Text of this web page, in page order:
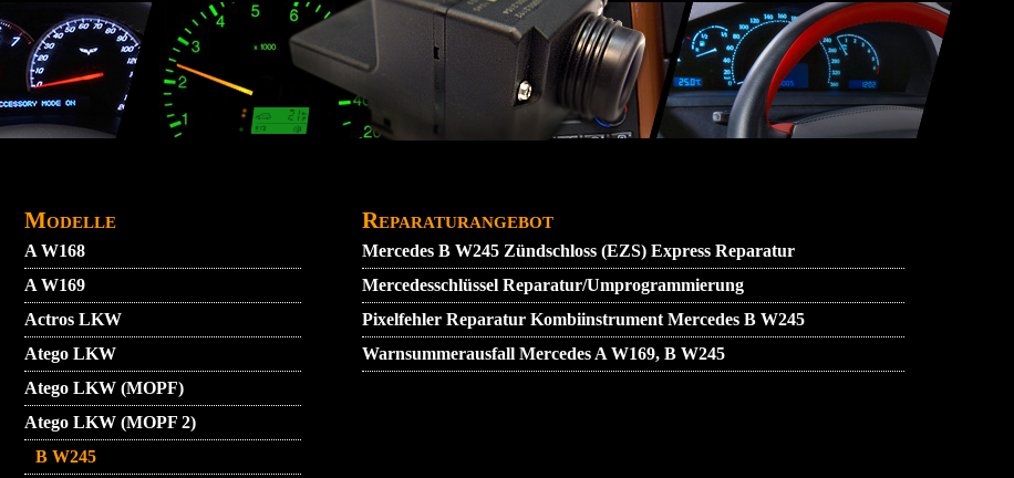
Modelle
A W168
A W169
Actros LKW
Atego LKW
Atego LKW (MOPF)
Atego LKW (MOPF 2)
B W245
Reparaturangebot
Mercedes B W245 Zündschloss (EZS) Express Reparatur
Mercedesschlüssel Reparatur/Umprogrammierung
Pixelfehler Reparatur Kombiinstrument Mercedes B W245
Warnsummerausfall Mercedes A W169, B W245